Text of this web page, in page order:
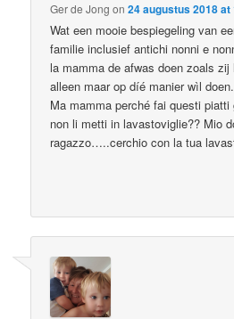
Ger de Jong on24 augustus 2018 at
Wat een mooie bespiegeling van
familie inclusief antichi nonni e
la mamma de afwas doen zoals
alleen maar op díé manier wìl doen.
Ma mamma perché fai questi
non li metti in lavastoviglie?? Mio
ragazzo…..cerchio con la tua